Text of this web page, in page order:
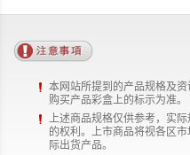
本网站所提到的产品规格及
购买产品彩盒上的标示为准。
上述商品规格仅供参考，实
的权利。上市商品将视各区
际出货产品。